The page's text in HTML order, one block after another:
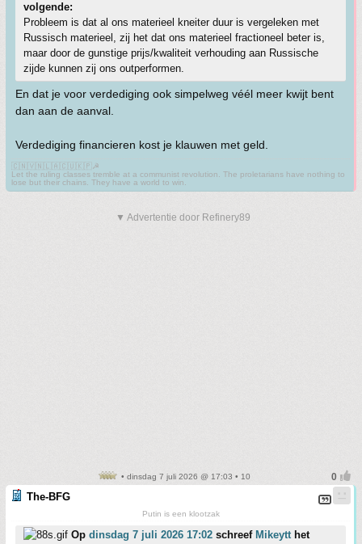
volgende:
Probleem is dat al ons materieel kneiter duur is vergeleken met
Russisch materieel, zij het dat ons materieel fractioneel beter is,
maar door de gunstige prijs/kwaliteit verhouding aan Russische
zijde kunnen zij ons outperformen.
En dat je voor verdediging ook simpelweg véél meer kwijt bent
dan aan de aanval.
Verdediging financieren kost je klauwen met geld.
🇨🇳🇻🇳🇱🇦🇨🇺🇰🇵☭
Let the ruling classes tremble at a communist revolution. The proletarians have nothing to
lose but their chains. They have a world to win.
▼ Advertentie door Refinery89
• dinsdag 7 juli 2026 @ 17:03 • 10
The-BFG
Putin is een klootzak
Op dinsdag 7 juli 2026 17:02 schreef Mikeytthet